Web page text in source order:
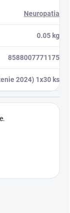
Neuropatia
0.05 kg
8588007771175
2024) 1x30 ks